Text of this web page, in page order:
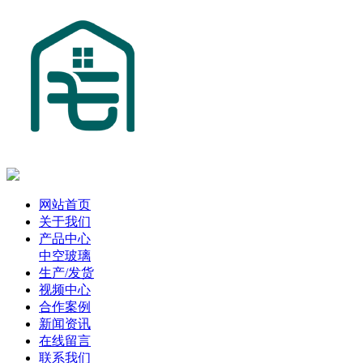
网站首页
关于我们
产品中心
中空玻璃
生产/发货
视频中心
合作案例
新闻资讯
在线留言
联系我们